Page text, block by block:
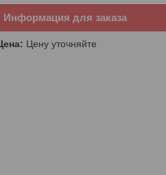
Информация для заказа
Цену уточняйте